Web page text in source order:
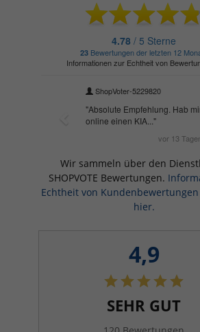
Wir sammeln über den
SHOPVOTE Bewertungen.
Echtheit von
hier.
4,9
SEHR GUT